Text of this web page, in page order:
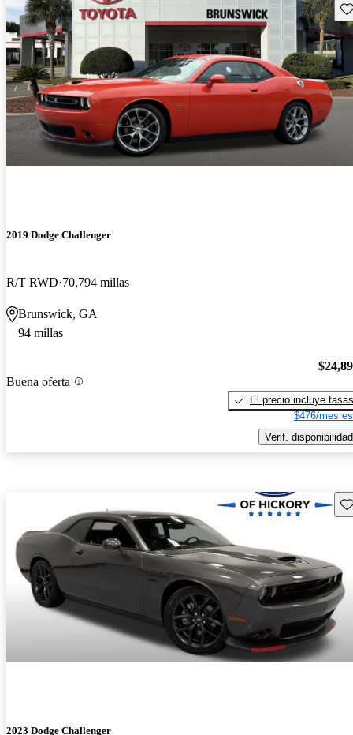
2019 Dodge Challenger
R/T RWD 70,794 millas
Brunswick, GA
94 millas
Buena oferta
El precio incluye tasas
$476/mes
Verif. disponibilidad
2023 Dodge Challenger